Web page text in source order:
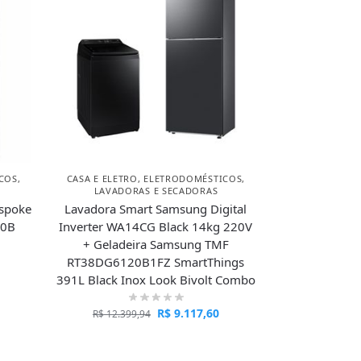
, CASA E ELETRO , ELETRODOMÉSTICOS,
LAVADORAS E SECADORAS
Lavadora Smart Samsung Digital
Inverter WA14CG Black 14kg 220V
+ Geladeira Samsung TMF
RT38DG6120B1FZ SmartThings
391L Black Inox Look Bivolt Combo
R$12.399,94 R$9.117,60